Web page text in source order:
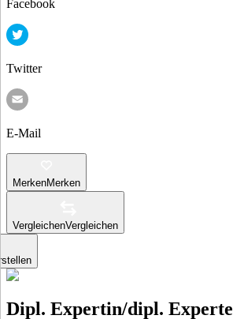
Facebook
Twitter
E-Mail
MerkenMerken
VergleichenVergleichen
Dipl. Expertin/dipl. Experte